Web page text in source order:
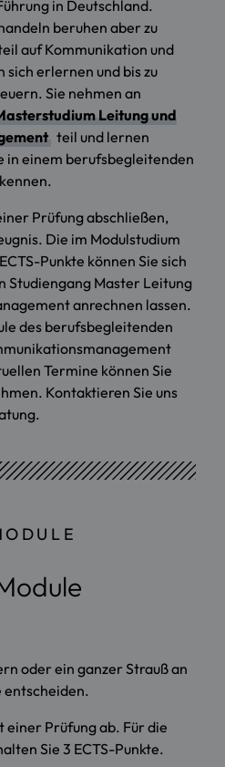
in Deutschland.
beruhen aber zu
auf Kommunikation und
sich erlernen und bis zu
Sie nehmen an
Leitung und
teil und lernen
in einem berufsbegleitenden
Prüfung abschließen,
Die im Modulstudium
Punkte können Sie sich
Studiengang Master Leitung
anrechnen lassen.
des berufsbegleitenden
Termine können Sie
Kontaktieren Sie uns
oder ein ganzer Strauß an
entscheiden.
einer Prüfung ab. Für die
Sie 3 ECTS-Punkte.